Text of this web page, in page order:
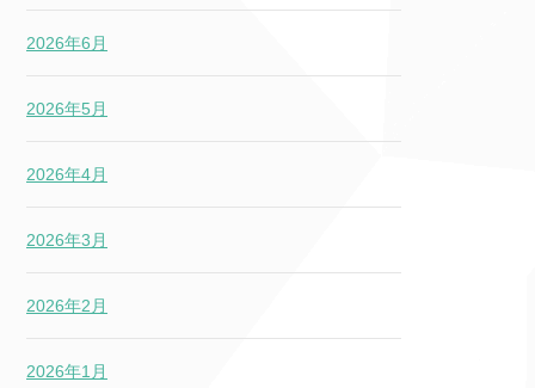
2026年6月
2026年5月
2026年4月
2026年3月
2026年2月
2026年1月